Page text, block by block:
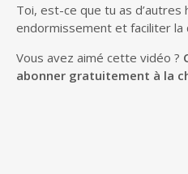
Toi, est-ce que tu as d’autres
endormissement et faciliter la
Vous avez aimé cette vidéo ?
abonner gratuitement à la